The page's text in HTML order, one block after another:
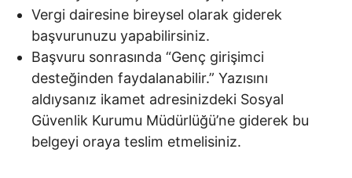
Vergi dairesine bireysel olarak giderek
başvurunuzu yapabilirsiniz.
Başvuru sonrasında “Genç girişimci
desteğinden faydalanabilir.” Yazısını
aldıysanız ikamet adresinizdeki Sosyal
Güvenlik Kurumu Müdürlüğü’ne giderek bu
belgeyi oraya teslim etmelisiniz.